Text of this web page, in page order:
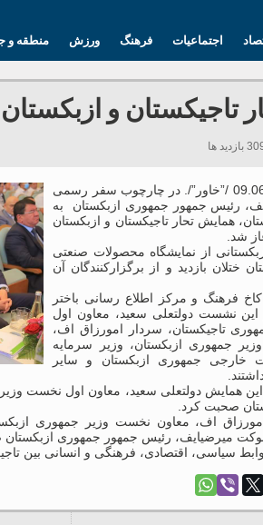
منطقه و ورزش فرهنگ اجتماعیات
تاجیکستان و ازبکستان
دوشنبه، 09.06.2021 /”خاور”/. در چارچوب سفر رسمی
رئیس جمهور جمهوری ازبکستان به
همایش تحار تاجیکستان و ازبکستان
شد.
ازبکستانی از نمایشگاه محصولات صنعتی
ختلان بازدید و از برگزارکنندگان آن
فرهنگ و مرکز اطلاع رسانی باختر
این نشست دولتعلی سعید، معاون اول
تاجیکستان، سردار امورزاق اف،
جمهوری ازبکستان، وزیر سرمایه
خارجی جمهوری ازبکستان و سایر
همایش دولتعلی سعید، معاون اول نخست
صحبت کرد.
اف، معاون نخست وزیر جمهوری
میرضیایف، رئیس جمهور جمهوری ازبکستان
سیاسی، اقتصادی، فرهنگی و انسانی بین